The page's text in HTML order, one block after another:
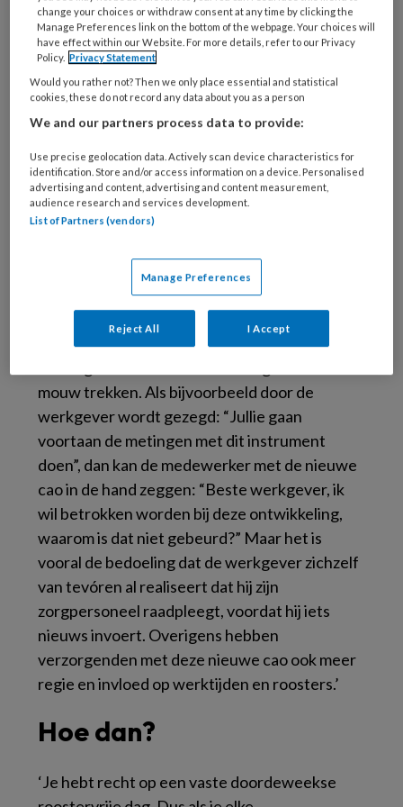
verzorgende, hoe is dit
vastgelegd in de cao?
‘In de nieuwe cao staat dat medewerkers
worden betrokken bij veranderingen in de
organisatie van het werk of de inhoud van het
vak.’
Wat betekent dit
concreet?
moet hier zijn eigen invulling aan geven. En
mouw trekken. Als bijvoorbeeld door de
werkgever wordt gezegd: “Jullie gaan
voortaan de metingen met dit instrument
doen”, dan kan de medewerker met de nieuwe
cao in de hand zeggen: “Beste werkgever, ik
wil betrokken worden bij deze ontwikkeling,
waarom is dat niet gebeurd?” Maar het is
vooral de bedoeling dat de werkgever zichzelf
van tevóren al realiseert dat hij zijn
zorgpersoneel raadpleegt, voordat hij iets
nieuws invoert. Overigens hebben
verzorgenden met deze nieuwe cao ook meer
regie en invloed op werktijden en roosters.’
Hoe dan?
‘Je hebt recht op een vaste doordeweekse
change your choices or withdraw consent at any time by clicking the
Manage Preferences link on the bottom of the webpage. Your choices will
have effect within our Website. For more details, refer to our Privacy
Policy. Privacy Statement
Would you rather not? Then we only place essential and statistical
cookies, these do not record any data about you as a person
We and our partners process data to provide:
Use precise geolocation data. Actively scan device characteristics for
identification. Store and/or access information on a device. Personalised
advertising and content, advertising and content measurement,
audience research and services development.
List of Partners (vendors)
Manage Preferences
Reject All I Accept